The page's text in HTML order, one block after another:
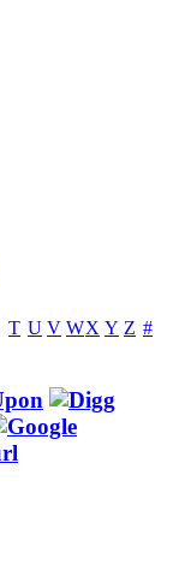
T U V WX Y Z #